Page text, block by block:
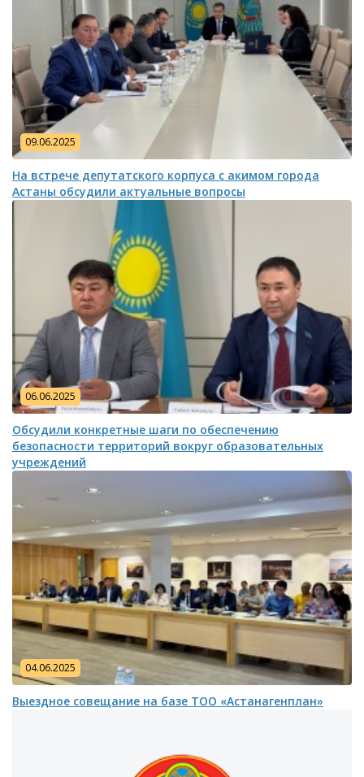
09.06.2025
На встрече депутатского корпуса с акимом города
Астаны обсудили актуальные вопросы
06.06.2025
Обсудили конкретные шаги по обеспечению
безопасности территорий вокруг образовательных
учреждений
04.06.2025
Выездное совещание на базе ТОО «Астанагенплан»